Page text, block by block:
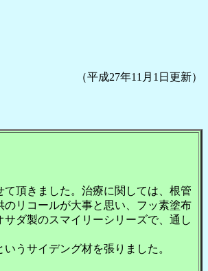
（平成27年11月1日更新）
頂きました。治療に関しては、根管
リコールが大事と思い、フッ素塗布
ダ製のスマイリーシリーズで、通し
うサイデング材を張りました。